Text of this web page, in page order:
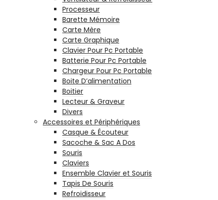
Processeur
Barette Mémoire
Carte Mère
Carte Graphique
Clavier Pour Pc Portable
Batterie Pour Pc Portable
Chargeur Pour Pc Portable
Boite D’alimentation
Boitier
Lecteur & Graveur
Divers
Accessoires et Périphériques
Casque & Écouteur
Sacoche & Sac A Dos
Souris
Claviers
Ensemble Clavier et Souris
Tapis De Souris
Refroidisseur